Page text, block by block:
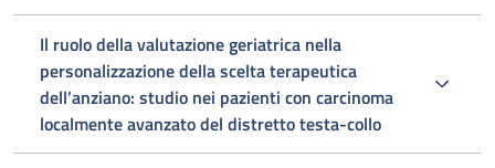
Il ruolo della valutazione geriatrica nella
personalizzazione della scelta terapeutica
dell’anziano: studio nei pazienti con carcinoma
localmente avanzato del distretto testa-collo